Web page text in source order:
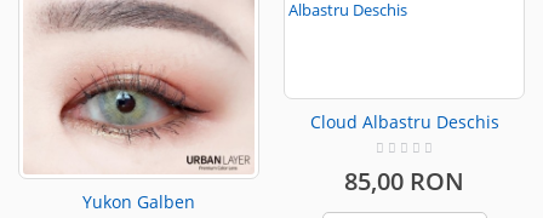
Yukon Galben
Cloud Albastru Deschis
85,00 RON